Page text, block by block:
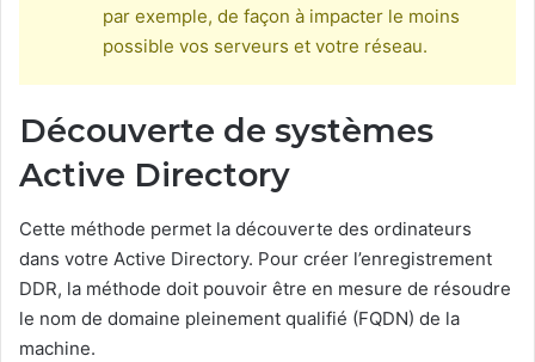
par exemple, de façon à impacter le moins
possible vos serveurs et votre réseau.
Découverte de systèmes
Active Directory
Cette méthode permet la découverte des ordinateurs
dans votre Active Directory. Pour créer l’enregistrement
DDR, la méthode doit pouvoir être en mesure de résoudre
le nom de domaine pleinement qualifié (FQDN) de la
machine.